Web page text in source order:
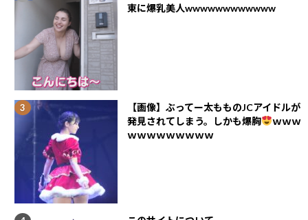
東に爆乳美人wwwwwwwwwwww
【画像】ぶってー太もものJCアイドルが
発見されてしまう。しかも爆胸
ｗｗｗ
ｗｗｗｗｗｗｗｗｗ